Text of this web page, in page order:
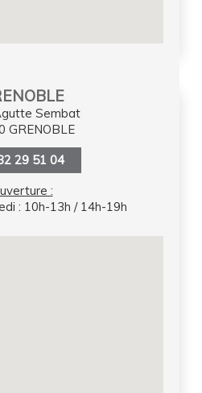
Sembat
GRENOBLE
29 51 04
:
: 10h-13h / 14h-19h